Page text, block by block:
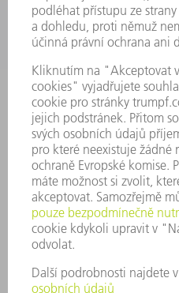
KARIÉRA
PRACOVNÍ NABÍDKY
PROFIL PODNIKU
VÝROČNÍ ZPRÁVA
ZÁSADY SPOLEČNOSTI
SHODA
SYSTÉM UPOZORŇOVAČŮ
SECURITY
TISKOVÉ ZPRÁVY
MAGAZÍN
UDRŽITELNOST
ŽIVOTNÍ PROSTŘEDÍ & KLIMA
SOCIÁLNÍ TÉMA & SPOLEČNOST
VEDENÍ FIRMY